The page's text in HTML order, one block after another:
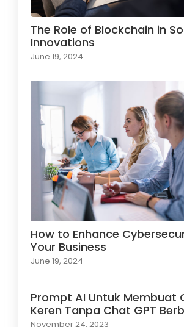
The Role of Blockchain in
Innovations
June 19, 2024
How to Enhance
Your Business
June 19, 2024
Prompt AI Untuk Membuat
Keren Tanpa Chat GPT
November 24, 2023